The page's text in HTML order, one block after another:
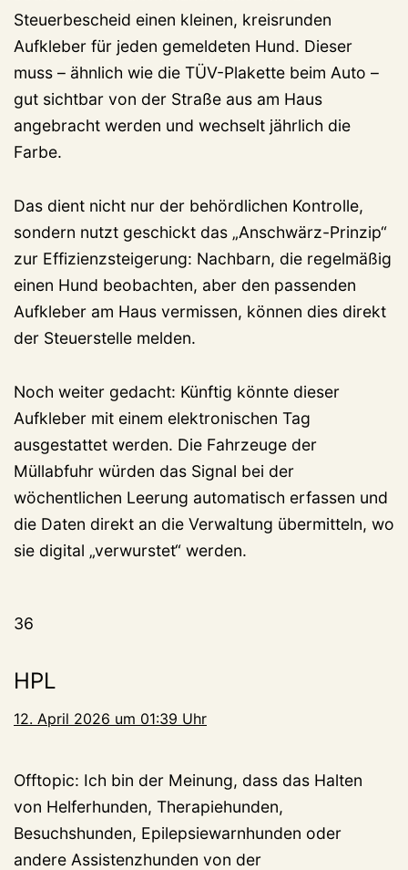
Steuerbescheid einen kleinen, kreisrunden
Aufkleber für jeden gemeldeten Hund. Dieser
muss – ähnlich wie die TÜV-Plakette beim Auto –
gut sichtbar von der Straße aus am Haus
angebracht werden und wechselt jährlich die
Farbe.
Das dient nicht nur der behördlichen Kontrolle,
sondern nutzt geschickt das „Anschwärz-Prinzip“
zur Effizienzsteigerung: Nachbarn, die regelmäßig
einen Hund beobachten, aber den passenden
Aufkleber am Haus vermissen, können dies direkt
der Steuerstelle melden.
Noch weiter gedacht: Künftig könnte dieser
Aufkleber mit einem elektronischen Tag
ausgestattet werden. Die Fahrzeuge der
Müllabfuhr würden das Signal bei der
wöchentlichen Leerung automatisch erfassen und
die Daten direkt an die Verwaltung übermitteln, wo
sie digital „verwurstet“ werden.
36
HPL
12. April 2026 um 01:39 Uhr
Offtopic: Ich bin der Meinung, dass das Halten
von Helferhunden, Therapiehunden,
Besuchshunden, Epilepsiewarnhunden oder
andere Assistenzhunden von der